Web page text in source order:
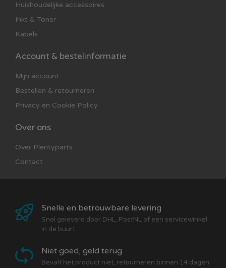
Huishoudelijke accessoires
Inkt & Toner
Kabels
Account & bestelinformatie
Mijn account
Bestellen & retourneren
Privacy en Cookie Policy
Over ons
Over Plentyparts
Contact
Snelle en betrouwbare levering
Snel geleverd door DHL, PostNL of een servicewinkel
in de buurt
Niet goed, geld terug
Bevalt het product niet, retourneren binnen 14 dagen